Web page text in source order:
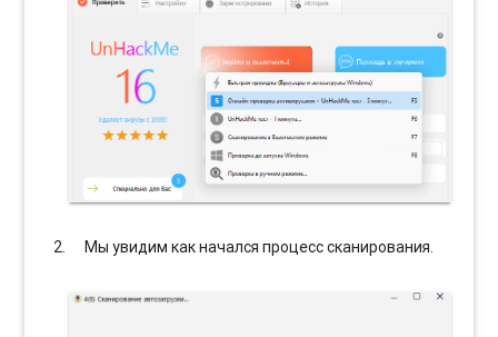
Мы увидим как начался процесс сканирования.